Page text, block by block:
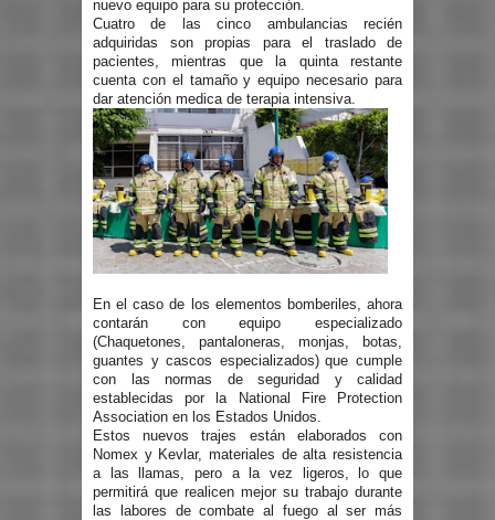
nuevo equipo para su protección.
Cuatro de las cinco ambulancias recién
adquiridas son propias para el traslado de
pacientes, mientras que la quinta restante
cuenta con el tamaño y equipo necesario para
dar atención medica de terapia intensiva.
En el caso de los elementos bomberiles, ahora
contarán con equipo especializado
(Chaquetones, pantaloneras, monjas, botas,
guantes y cascos especializados) que cumple
con las normas de seguridad y calidad
establecidas por la National Fire Protection
Association en los Estados Unidos.
Estos nuevos trajes están elaborados con
Nomex y Kevlar, materiales de alta resistencia
a las llamas, pero a la vez ligeros, lo que
permitirá que realicen mejor su trabajo durante
las labores de combate al fuego al ser más